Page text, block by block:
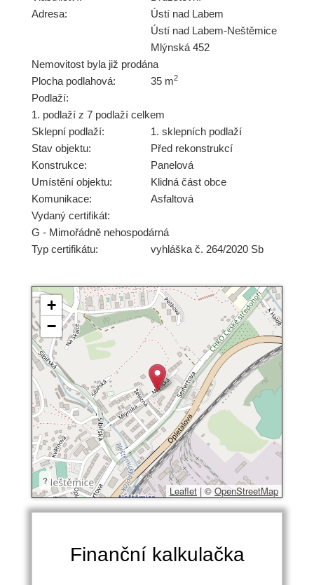
Adresa:
Ústí nad Labem
Ústí nad Labem-Neštěmice
Mlýnská 452
Nemovitost byla již prodána
Plocha podlahová:
35 m2
Podlaží:
1. podlaží z 7 podlaží celkem
Sklepní podlaží:
1. sklepních podlaží
Stav objektu:
Před rekonstrukcí
Konstrukce:
Panelová
Umístění objektu:
Klidná část obce
Komunikace:
Asfaltová
Vydaný certifikát:
G - Mimořádně nehospodárná
Typ certifikátu:
vyhláška č. 264/2020 Sb
+
−
?
Leaflet | © OpenStreetMap
Finanční kalkulačka